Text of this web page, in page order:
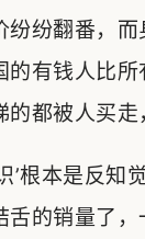
纷翻番，
有钱人比
都被人买走
’根本是反
的销量了